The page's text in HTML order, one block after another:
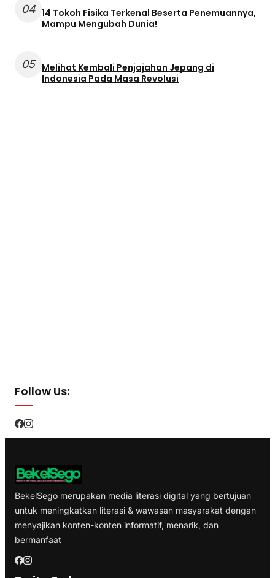
04 14 Tokoh Fisika Terkenal Beserta Penemuannya,
Mampu Mengubah Dunia!
05 Melihat Kembali Penjajahan Jepang di
Indonesia Pada Masa Revolusi
Follow Us:
BekelSego merupakan media literasi digital yang bertujuan
untuk meningkatkan literasi & wawasan masyarakat dengan
menyajikan konten-konten informatif, menarik, dan
bermanfaat